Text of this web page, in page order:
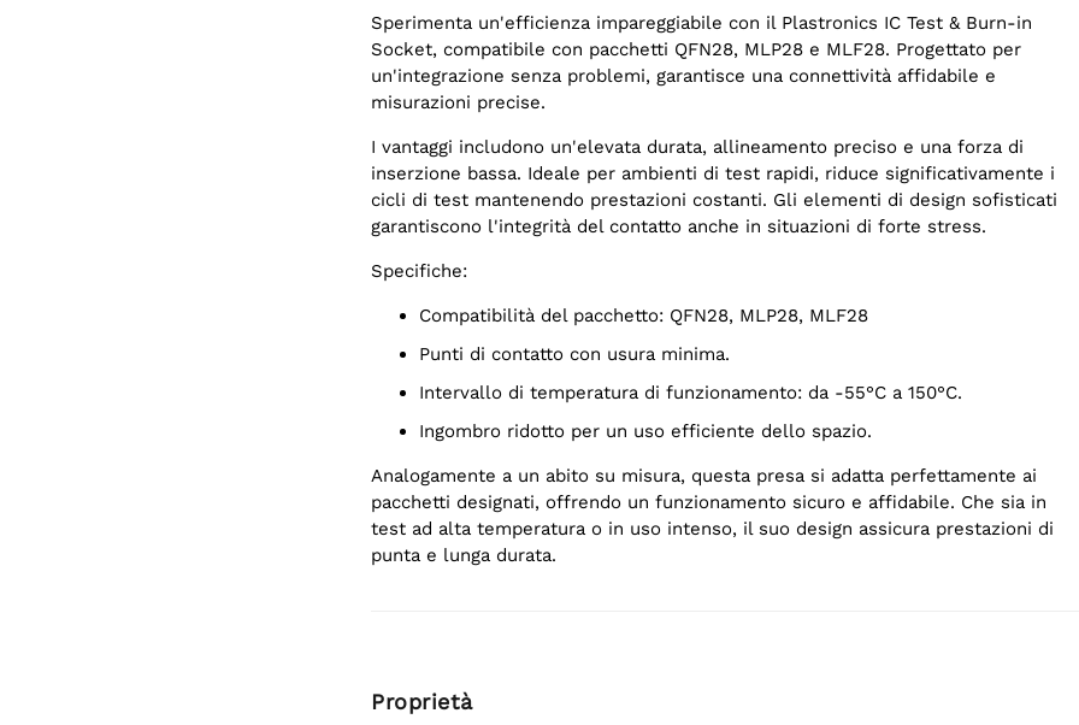
Sperimenta un'efficienza impareggiabile con il Plastronics IC Test & Burn-in
Socket, compatibile con pacchetti QFN28, MLP28 e MLF28. Progettato per
un'integrazione senza problemi, garantisce una connettività affidabile e
misurazioni precise.
I vantaggi includono un'elevata durata, allineamento preciso e una forza di
inserzione bassa. Ideale per ambienti di test rapidi, riduce significativamente i
cicli di test mantenendo prestazioni costanti. Gli elementi di design sofisticati
garantiscono l'integrità del contatto anche in situazioni di forte stress.
Specifiche:
Compatibilità del pacchetto: QFN28, MLP28, MLF28
Punti di contatto con usura minima.
Intervallo di temperatura di funzionamento: da -55°C a 150°C.
Ingombro ridotto per un uso efficiente dello spazio.
Analogamente a un abito su misura, questa presa si adatta perfettamente ai
pacchetti designati, offrendo un funzionamento sicuro e affidabile. Che sia in
test ad alta temperatura o in uso intenso, il suo design assicura prestazioni di
punta e lunga durata.
Proprietà